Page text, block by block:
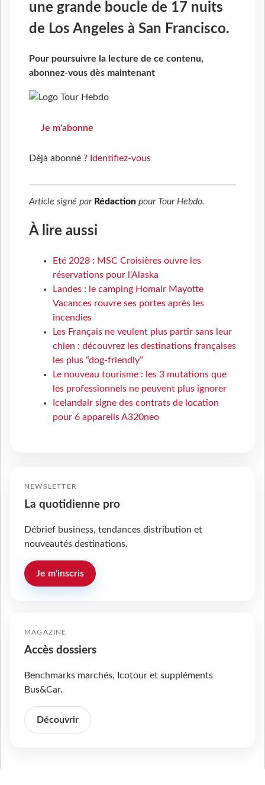
une grande boucle de 17 nuits
de Los Angeles à San Francisco.
Pour poursuivre la lecture de ce contenu,
abonnez-vous dès maintenant
Je m'abonne
Déjà abonné ? Identifiez-vous
Article signé par Rédaction pour Tour Hebdo.
À lire aussi
Eté 2028 : MSC Croisières ouvre les
réservations pour l'Alaska
Landes : le camping Homair Mayotte
Vacances rouvre ses portes après les
incendies
Les Français ne veulent plus partir sans leur
chien : découvrez les destinations françaises
les plus “dog-friendly”
Le nouveau tourisme : les 3 mutations que
les professionnels ne peuvent plus ignorer
Icelandair signe des contrats de location
pour 6 appareils A320neo
NEWSLETTER
La quotidienne pro
Débrief business, tendances distribution et
nouveautés destinations.
Je m'inscris
MAGAZINE
Accès dossiers
Benchmarks marchés, Icotour et suppléments
Bus&Car.
Découvrir